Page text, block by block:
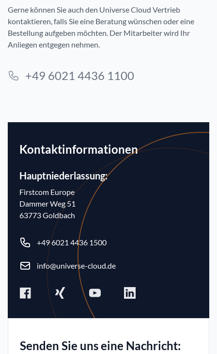
Gerne können Sie auch den Universe Cloud Vertrieb
kontaktieren, falls Sie eine Beratung wünschen oder eine
Bestellung aufgeben möchten. Der Mitarbeiter wird Ihr
Anliegen entgegen nehmen.
+49 6021 4436 1100
Kontaktinformationen
Hauptniederlassung:
Firstcom Europe
Dammer Weg 51
63773 Goldbach
Phone number
+49 6021 4436 1500
Email info@universe-cloud.de
Senden Sie uns eine Nachricht: